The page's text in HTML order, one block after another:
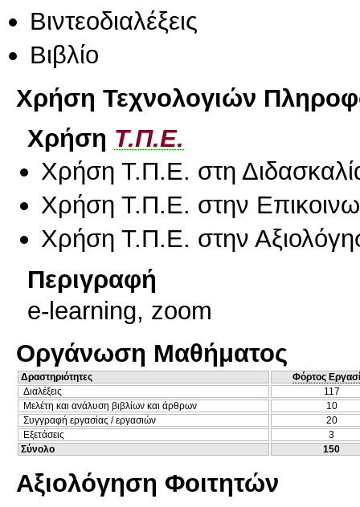
Βιντεοδιαλέξεις
Βιβλίο
Χρήση Τεχνολογιών
Χρήση Τ.Π.Ε.
Χρήση Τ.Π.Ε. στη
Χρήση Τ.Π.Ε. στην
Χρήση Τ.Π.Ε. στην
Περιγραφή
e-learning, zoom
Οργάνωση Μαθήματος
Δραστηριότητες
Φόρτος
Διαλέξεις
117
Μελέτη και ανάλυση βιβλίων και άρθρων
10
Συγγραφή εργασίας / εργασιών
20
Εξετάσεις
3
Σύνολο
150
Αξιολόγηση Φοιτητών